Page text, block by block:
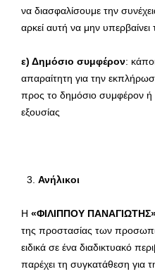
να διασφαλίσουμε την
αρκεί αυτή να μην
ε) Δημόσιο συμφέρον:
απαραίτητη για την
προς το δημόσιο συμφέρον ή
εξουσίας
Ανήλικοι
Η «ΦΙΛΙΠΠΟΥ
της προστασίας των
ειδικά σε ένα διαδικτυακό
παρέχει τη συγκατάθεση για